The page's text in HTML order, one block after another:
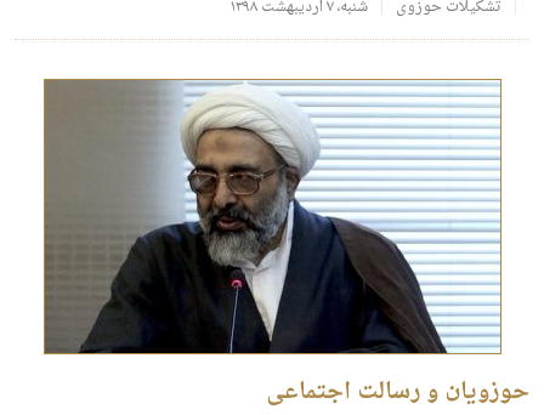
تشکیلات حوزوی
شنبه، ۷ اردیبهشت ۱۳۹۸
حوزویان و رسالت اجتماعی